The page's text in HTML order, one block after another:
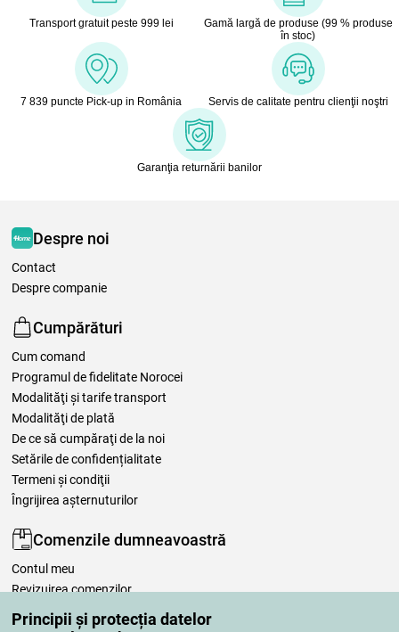
Principii și protecția datelor
Transport gratuit peste 999 lei
Gamă largă de produse (99 % produse
în stoc)
7 839 puncte Pick-up in România Servis de calitate pentru clienţii noştri
Garanţia returnării banilor
Despre noi
Contact
Despre companie
Cumpărături
Cum comand
Programul de fidelitate Norocei
Modalităţi şi tarife transport
Modalităţi de plată
De ce să cumpăraţi de la noi
Setările de confidențialitate
Termeni şi condiţii
Îngrijirea așternuturilor
Comenzile dumneavoastră
Contul meu
Revizuirea comenzilor
Reclamaţii